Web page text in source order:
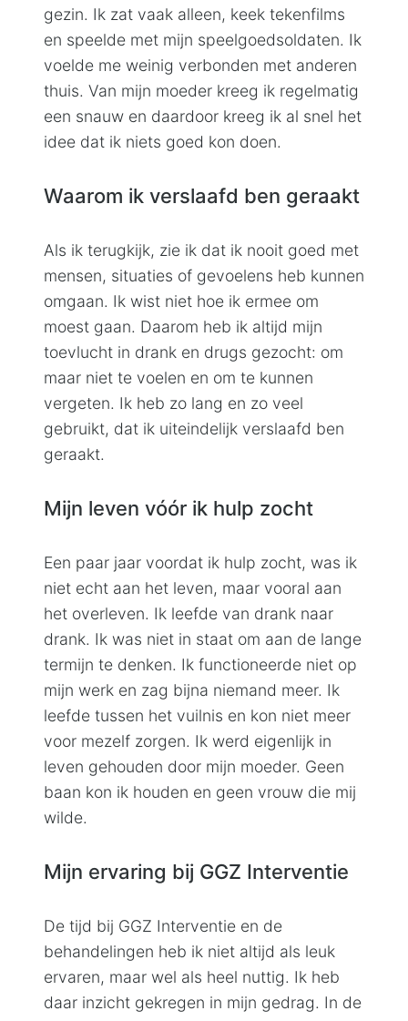
gezin. Ik zat vaak alleen, keek tekenfilms
en speelde met mijn speelgoedsoldaten. Ik
voelde me weinig verbonden met anderen
thuis. Van mijn moeder kreeg ik regelmatig
een snauw en daardoor kreeg ik al snel het
idee dat ik niets goed kon doen.
Waarom ik verslaafd ben geraakt
Als ik terugkijk, zie ik dat ik nooit goed met
mensen, situaties of gevoelens heb kunnen
omgaan. Ik wist niet hoe ik ermee om
moest gaan. Daarom heb ik altijd mijn
toevlucht in drank en drugs gezocht: om
maar niet te voelen en om te kunnen
vergeten. Ik heb zo lang en zo veel
gebruikt, dat ik uiteindelijk verslaafd ben
geraakt.
Mijn leven vóór ik hulp zocht
Een paar jaar voordat ik hulp zocht, was ik
niet echt aan het leven, maar vooral aan
het overleven. Ik leefde van drank naar
drank. Ik was niet in staat om aan de lange
termijn te denken. Ik functioneerde niet op
mijn werk en zag bijna niemand meer. Ik
leefde tussen het vuilnis en kon niet meer
voor mezelf zorgen. Ik werd eigenlijk in
leven gehouden door mijn moeder. Geen
baan kon ik houden en geen vrouw die mij
wilde.
Mijn ervaring bij GGZ Interventie
De tijd bij GGZ Interventie en de
behandelingen heb ik niet altijd als leuk
ervaren, maar wel als heel nuttig. Ik heb
daar inzicht gekregen in mijn gedrag. In de